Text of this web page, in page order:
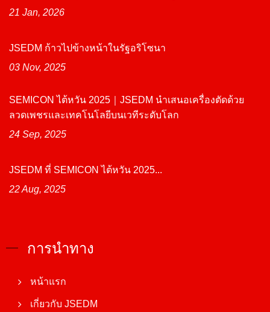
21 Jan, 2026
JSEDM ก้าวไปข้างหน้าในรัฐอริโซนา
03 Nov, 2025
SEMICON ไต้หวัน 2025｜JSEDM นำเสนอเครื่องตัดด้วย
ลวดเพชรและเทคโนโลยีบนเวทีระดับโลก
24 Sep, 2025
JSEDM ที่ SEMICON ไต้หวัน 2025...
22 Aug, 2025
การนำทาง
หน้าแรก
เกี่ยวกับ JSEDM